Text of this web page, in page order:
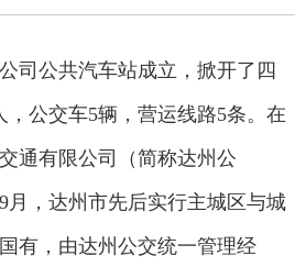
司公共汽车站成立，掀开了四
公交车5辆，营运线路5条。在
通有限公司（简称达州公
月，达州市先后实行主城区与城
有，由达州公交统一管理经